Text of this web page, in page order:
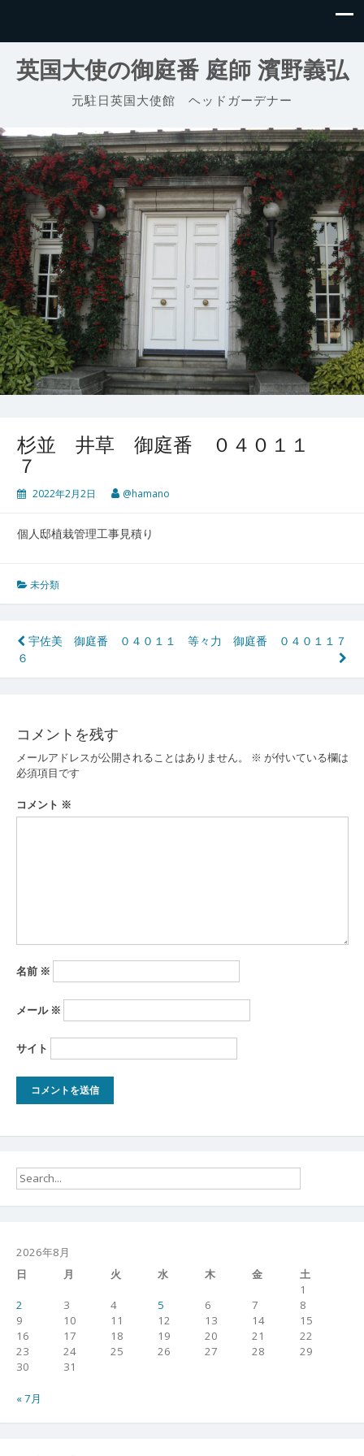
英国大使の御庭番 庭師 濱野義弘
元駐日英国大使館 ヘッドガーデナー
杉並 井草 御庭番 ０４０１１
７
2022年2月2日 @hamano
個人邸植栽管理工事見積り
未分類
投
稿
ビ
ゲ
ー
シ
宇佐美 御庭番 ０４０１１
６
等々力 御庭番 ０４０１１７
コメントを残す
メールアドレスが公開されることはありません。 ※ が付いている欄は
必須項目です
コメント ※
名前 ※
メール ※
サイト
2026年8月
日
月 火 水 木 金
土
1
2
3 4 5 6 7
8
9
10 11 12 13 14
15
16
17 18 19 20 21
22
23
24 25 26 27 28
29
30
31
« 7月